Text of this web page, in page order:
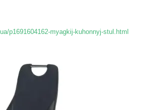
p1691604162-myagkij-kuhonnyj-stul.html